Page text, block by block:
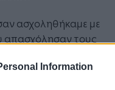
Information
ασχοληθήκαμε με
απασχόλησαν τους
στην επίλυσή